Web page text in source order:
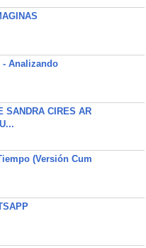
- Analizando
SANDRA CIRES AR
(Versión Cum